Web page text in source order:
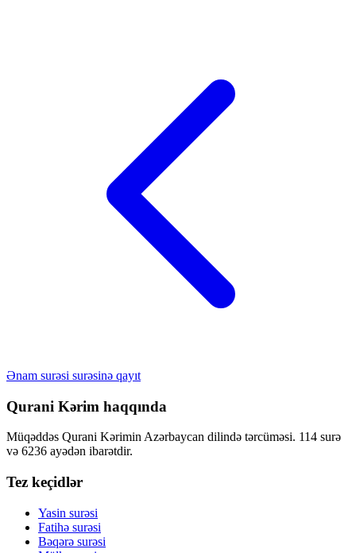
Ənam surəsi surəsinə qayıt
Qurani Kərim haqqında
Müqəddəs Qurani Kərimin Azərbaycan dilində tərcüməsi. 114 surə
və 6236 ayədən ibarətdir.
Tez keçidlər
Yasin surəsi
Fatihə surəsi
Bəqərə surəsi